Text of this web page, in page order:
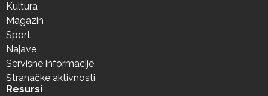
Kultura
Magazin
Sport
Najave
Servisne informacije
Stranačke aktivnosti
Resursi